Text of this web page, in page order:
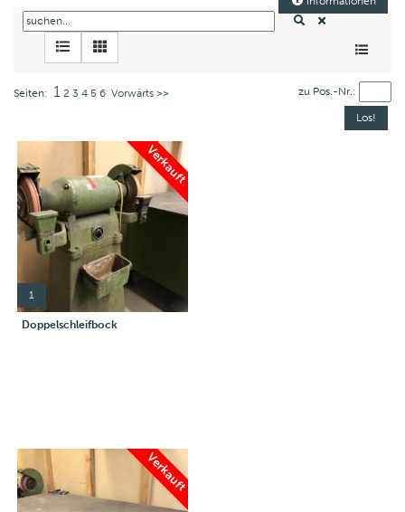
Seiten: 1 2 3 4 5 6 Vorwärts >> zu Pos.-Nr.:
Verkauft
1
Doppelschleifbock
Verkauft